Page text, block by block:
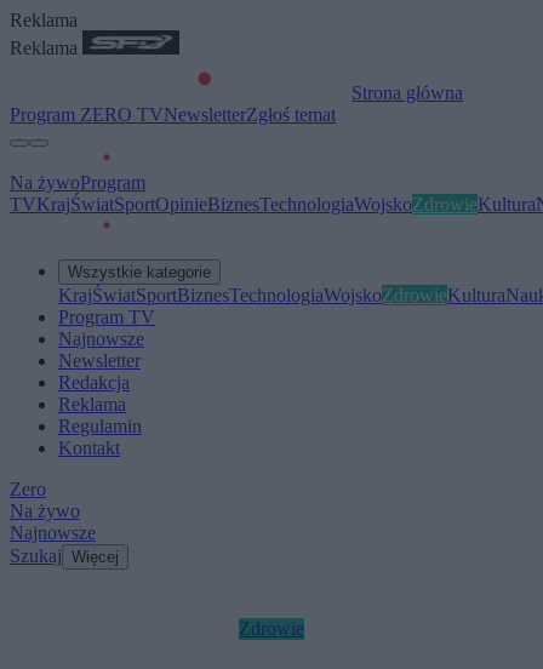
Reklama
Reklama
Strona główna
Program ZERO TVNewsletterZgłoś temat
Na żywoProgram
TVKrajŚwiatSportOpinieBiznesTechnologiaWojskoZdrowieKultura
Wszystkie kategorie
KrajŚwiatSportBiznesTechnologiaWojskoZdrowieKultura
Program TV
Najnowsze
Newsletter
Redakcja
Reklama
Regulamin
Kontakt
Zero
Na żywo
Najnowsze
Szukaj Więcej
Zdrowie